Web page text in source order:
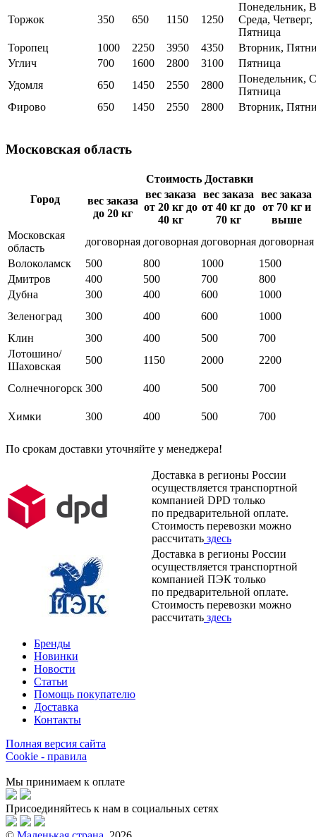
Торжок 350 650 1150 1250
Понедельник,
Среда, Четверг,
Пятница
Торопец
1000 2250 3950 4350
Вторник,
Углич
700 1600 2800 3100
Пятница
Удомля
650 1450 2550 2800
Понедельник,
Пятница
Фирово
650 1450 2550 2800 Вторник,
Московская область
Город
Стоимость Доставки
вес заказа
до 20 кг
вес заказа
от 20 кг до
40 кг
вес заказа
от 40 кг до
70 кг
вес заказа
от 70 кги
выше
Московская
область
договорная договорная договорная договорная
Волоколамск
500 800 1000
1500
Дмитров
400 500 700
800
Дубна
300 400 600
1000
Зеленоград
300 400 600
1000
Клин
300 400 500
700
Лотошино/
Шаховская
500 1150 2000 2200
Солнечногорск 300 400 500 700
Химки 300 400 500 700
По срокам доставки уточняйте у менеджера!
Доставка в регионы России
осуществляется транспортной
компанией DPD только
по предварительной оплате.
Стоимость перевозки можно
рассчитать здесь
Доставка в регионы России
осуществляется транспортной
компанией ПЭК только
по предварительной оплате.
Стоимость перевозки можно
рассчитать здесь
Бренды
Новинки
Новости
Статьи
Помощь покупателю
Доставка
Контакты
Полная версия сайта
Cookie - правила
Мы принимаем к оплате
Присоединяйтесь к нам в социальных сетях